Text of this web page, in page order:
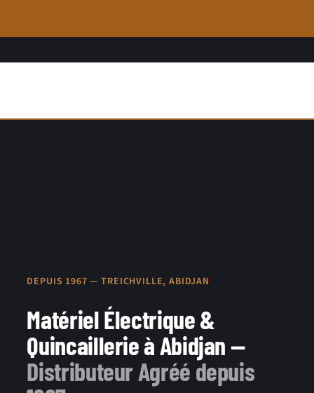
DEPUIS 1967 — TREICHVILLE, ABIDJAN
Matériel Électrique &
Quincaillerie à Abidjan —
Distributeur Agréé depuis